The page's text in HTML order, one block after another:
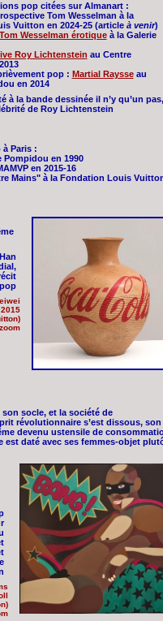
pop citées sur Almanart :
Tom Wesselman à la
Vuitton en 2024-25 (article à venir)
Tom Wesselman érotiqueà la Galerie
Roy Lichtenstein au Centre
pop : Martial Raysseau
en 2014
à la bande dessinée il n’y qu’un pas,
de Roy Lichtenstein
Paris :
Pompidou en 1990
en 2015-16
Mains" à la Fondation Louis
socle, et la société de
révolutionnaire s’est dissous, son
devenu ustensile de
est daté avec ses femmes-objet